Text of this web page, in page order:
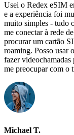
Usei o Redex eSIM
e a experiência foi
muito simples - tudo
me conectar à rede
procurar um cartão
roaming. Posso usar
fazer
me preocupar com o
Michael T.